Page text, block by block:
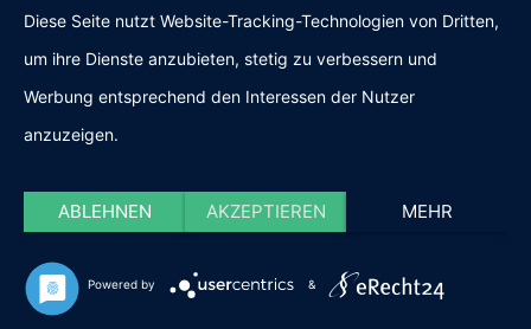
Diese Seite nutzt Website-Tracking-Technologien von Dritten,
um ihre Dienste anzubieten, stetig zu verbessern und
Werbung entsprechend den Interessen der Nutzer
anzuzeigen.
ABLEHNEN AKZEPTIEREN MEHR
Powered by &